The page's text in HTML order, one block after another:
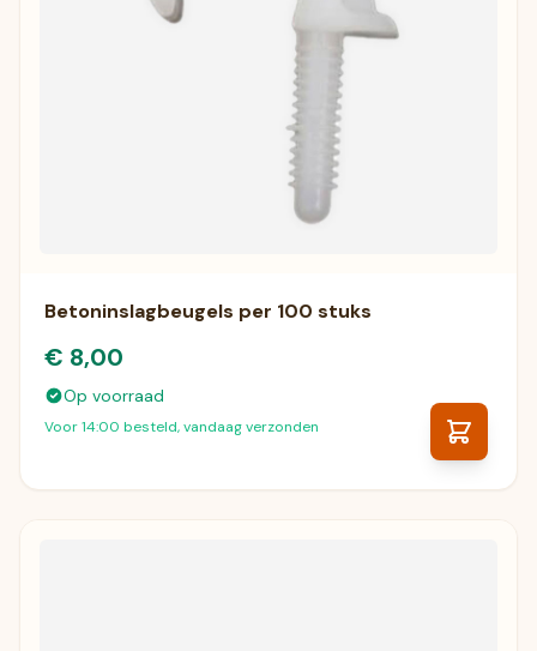
Betoninslagbeugels per 100 stuks
€ 8,00
Op voorraad
Voor 14:00 besteld, vandaag verzonden